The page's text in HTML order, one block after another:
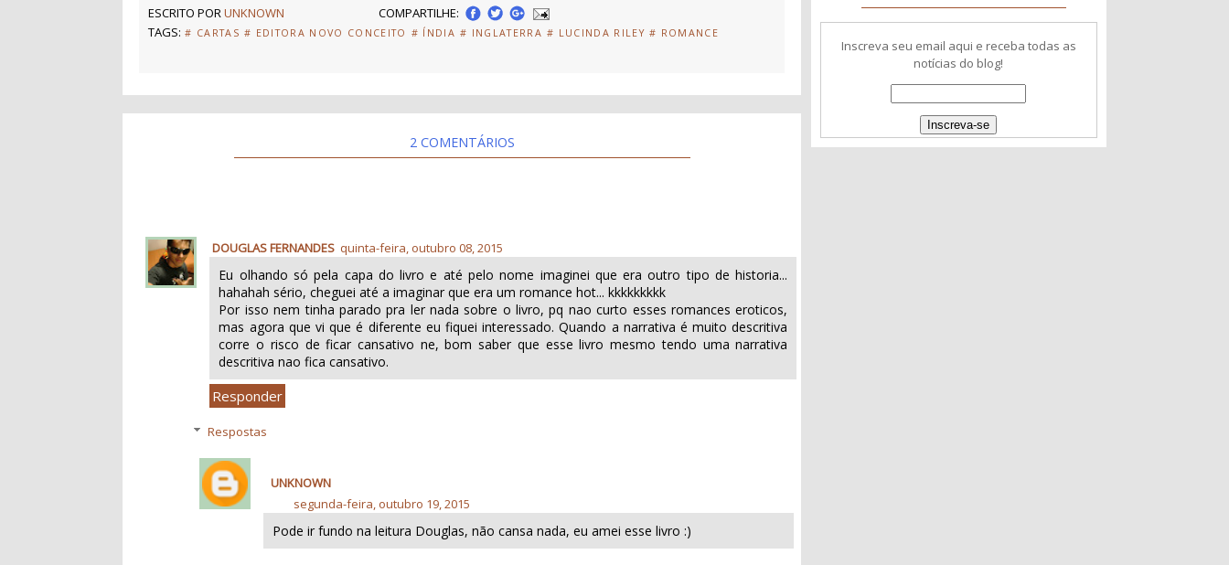
ESCRITO PORUNKNOWN
COMPARTILHE:
TAGS: # CARTAS # EDITORA NOVO CONCEITO # ÍNDIA # INGLATERRA # LUCINDA RILEY # ROMANCE
2 COMENTÁRIOS
DOUGLAS FERNANDES quinta-feira, outubro 08, 2015
Eu olhando só pela capa do livro e até pelo nome imaginei que era outro tipo de historia...
hahahah sério, cheguei até a imaginar que era um romance hot... kkkkkkkkk
Por isso nem tinha parado pra ler nada sobre o livro, pq nao curto esses romances eroticos,
mas agora que vi que é diferente eu fiquei interessado. Quando a narrativa é muito descritiva
corre o risco de ficar cansativo ne, bom saber que esse livro mesmo tendo uma narrativa
descritiva nao fica cansativo.
Responder
Respostas
UNKNOWN
segunda-feira, outubro 19, 2015
Pode ir fundo na leitura Douglas, não cansa nada, eu amei esse livro :)
Inscreva seu email aqui e receba todas as
notícias do blog!